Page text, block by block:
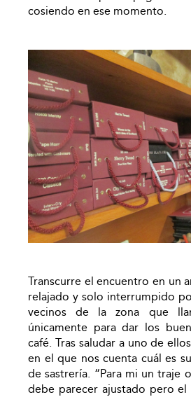
cosiendo en ese momento.
Transcurre el encuentro en un
relajado y solo interrumpido
vecinos de la zona que
únicamente para dar los
café. Tras saludar a uno de
en el que nos cuenta cuál es
de sastrería. “Para mi un traje
debe parecer ajustado pero